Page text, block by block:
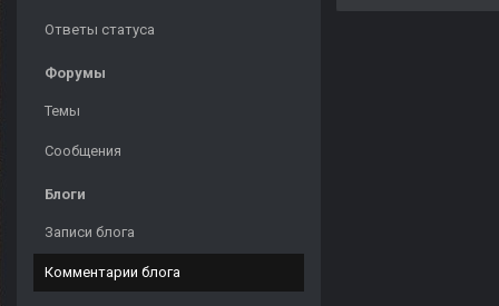
Ответы статуса
Форумы
Темы
Сообщения
Блоги
Записи блога
Комментарии блога